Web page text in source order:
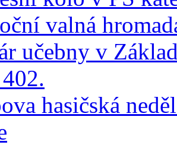
valná
učebny v
hasičská